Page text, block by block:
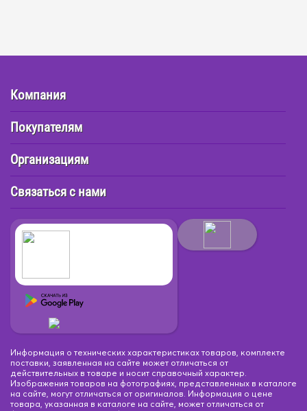
Компания
Покупателям
Организациям
Связаться с нами
Информация о технических характеристиках товаров, комплекте
поставки, заявленная на сайте может отличаться от
действительных в товаре и носит справочный характер.
Изображения товаров на фотографиях, представленных в каталоге
на сайте, могут отличаться от оригиналов. Информация о цене
товара, указанная в каталоге на сайте, может отличаться от